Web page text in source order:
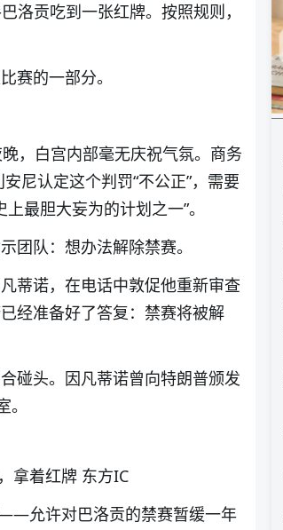
洛贡吃到一张红牌。按照规则，
赛的一部分。
，白宫内部毫无庆祝气氛。商务
尼认定这个判罚“不公正”，需要
最胆大妄为的计划之一”。
团队：想办法解除禁赛。
蒂诺，在电话中敦促他重新审查
经准备好了答复：禁赛将被解
碰头。因凡蒂诺曾向特朗普颁发
拿着红牌 东方IC
允许对巴洛贡的禁赛暂缓一年